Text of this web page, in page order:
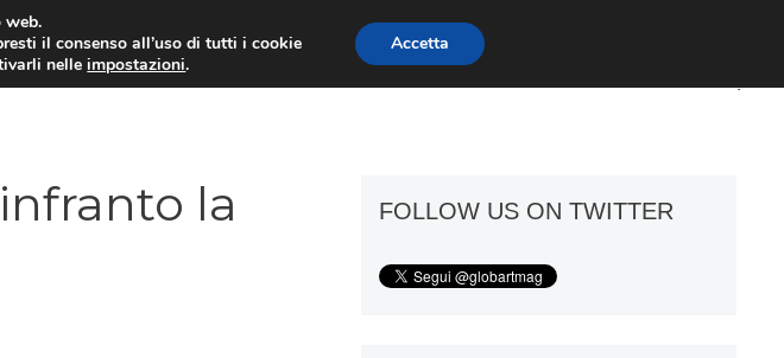
ART GOSSIP FIERE GALLERIE
la
FOLLOW US ON TWITTER
web.
il consenso all’uso di tutti i cookie
nelleimpostazioni.
Accetta